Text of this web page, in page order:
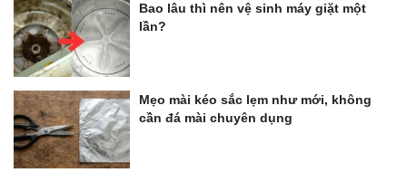
Bao lâu thì nên vệ sinh máy giặt một
lần?
Mẹo mài kéo sắc lẹm như mới, không
cần đá mài chuyên dụng